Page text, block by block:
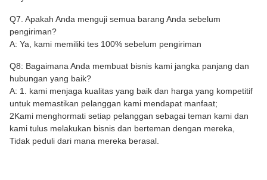
Q7. Apakah Anda menguji semua barang Anda sebelum
pengiriman?
A: Ya, kami memiliki tes 100% sebelum pengiriman
Q8: Bagaimana Anda membuat bisnis kami jangka panjang dan
hubungan yang baik?
A: 1. kami menjaga kualitas yang baik dan harga yang kompetitif
untuk memastikan pelanggan kami mendapat manfaat;
2Kami menghormati setiap pelanggan sebagai teman kami dan
kami tulus melakukan bisnis dan berteman dengan mereka,
Tidak peduli dari mana mereka berasal.